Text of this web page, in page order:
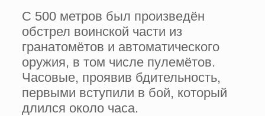
С 500 метров был произведён
обстрел воинской части из
гранатомётов и автоматического
оружия, в том числе пулемётов.
Часовые, проявив бдительность,
первыми вступили в бой, который
длился около часа.